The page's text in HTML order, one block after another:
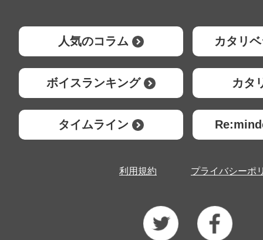
人気のコラム カタリ
ボイスランキング カタ
タイムライン
利用規約 プライバシーポ